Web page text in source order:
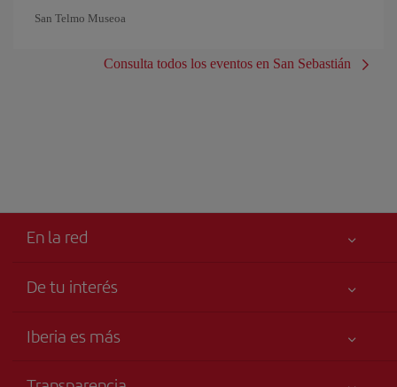
San Telmo Museoa
Consulta todos los eventos en San Sebastián
En la red
De tu interés
Accesibilidad
Iberia es más